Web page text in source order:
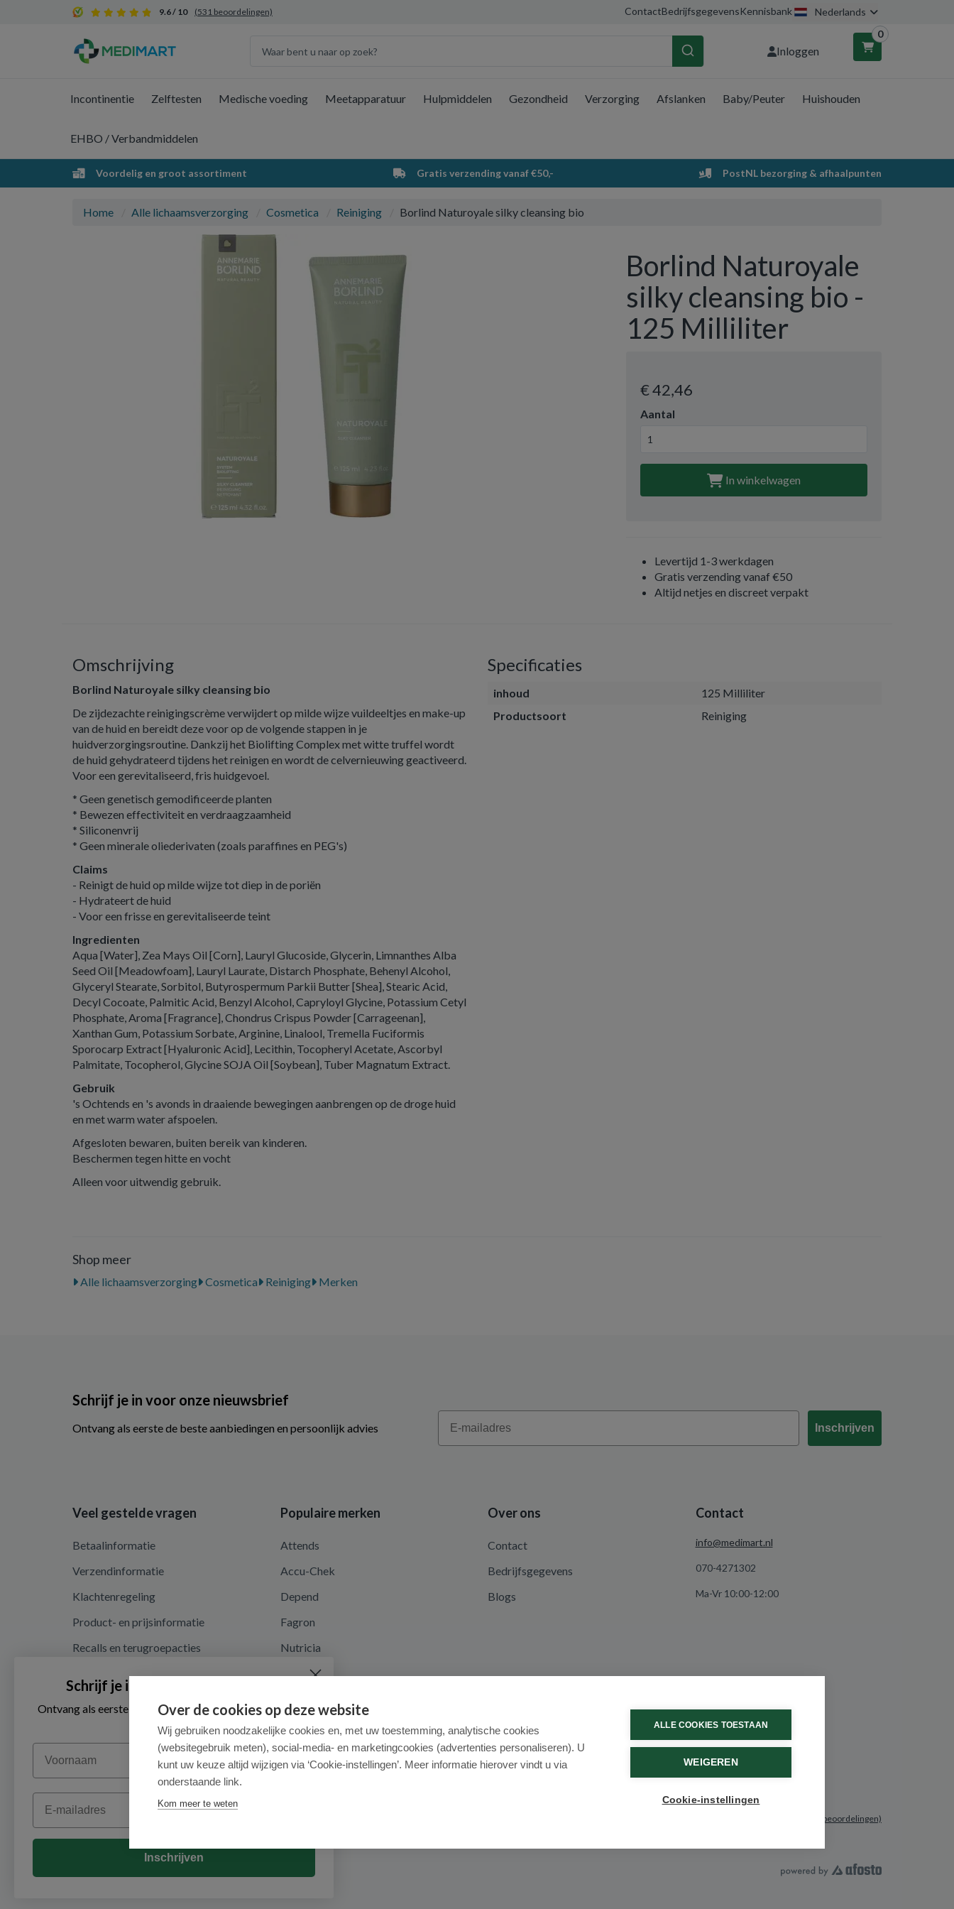
9.6 / 10 (531 beoordelingen) ContactBedrijfsgegevensKennisbank Nederlands
Inloggen
0
Winkelwagen
Uw winkelwagen is leeg.
Vul hem met producten.
Incontinentie Zelftesten Medische voeding Meetapparatuur Hulpmiddelen Gezondheid Verzorging Afslanken Baby/Peuter Huishouden
EHBO / Verbandmiddelen
Voordelig en groot assortiment Gratis verzending vanaf €50,- PostNL bezorging & afhaalpunten
Home Alle lichaamsverzorging Cosmetica Reiniging Borlind Naturoyale silky cleansing bio
Borlind Naturoyale
silky cleansing bio -
125 Milliliter
€ 42,46
Aantal
In winkelwagen
Levertijd 1-3 werkdagen
Gratis verzending vanaf €50
Altijd netjes en discreet verpakt
Omschrijving
Borlind Naturoyale silky cleansing bio
De zijdezachte reinigingscrème verwijdert op milde wijze vuildeeltjes en make-up
van de huid en bereidt deze voor op de volgende stappen in je
huidverzorgingsroutine. Dankzij het Biolifting Complex met witte truffel wordt
de huid gehydrateerd tijdens het reinigen en wordt de celvernieuwing geactiveerd.
Voor een gerevitaliseerd, fris huidgevoel.
* Geen genetisch gemodificeerde planten
* Bewezen effectiviteit en verdraagzaamheid
* Siliconenvrij
* Geen minerale oliederivaten (zoals paraffines en PEG's)
Claims
- Reinigt de huid op milde wijze tot diep in de poriën
- Hydrateert de huid
- Voor een frisse en gerevitaliseerde teint
Ingredienten
Aqua [Water], Zea Mays Oil [Corn], Lauryl Glucoside, Glycerin, Limnanthes Alba
Seed Oil [Meadowfoam], Lauryl Laurate, Distarch Phosphate, Behenyl Alcohol,
Glyceryl Stearate, Sorbitol, Butyrospermum Parkii Butter [Shea], Stearic Acid,
Decyl Cocoate, Palmitic Acid, Benzyl Alcohol, Capryloyl Glycine, Potassium Cetyl
Phosphate, Aroma [Fragrance], Chondrus Crispus Powder [Carrageenan],
Xanthan Gum, Potassium Sorbate, Arginine, Linalool, Tremella Fuciformis
Sporocarp Extract [Hyaluronic Acid], Lecithin, Tocopheryl Acetate, Ascorbyl
Palmitate, Tocopherol, Glycine SOJA Oil [Soybean], Tuber Magnatum Extract.
Gebruik
's Ochtends en 's avonds in draaiende bewegingen aanbrengen op de droge huid
en met warm water afspoelen.
Afgesloten bewaren, buiten bereik van kinderen.
Beschermen tegen hitte en vocht
Alleen voor uitwendig gebruik.
Specificaties
inhoud
125 Milliliter
Productsoort
Reiniging
Shop meer
Alle lichaamsverzorging Cosmetica Reiniging Merken
Schrijf je in voor onze nieuwsbrief
Ontvang als eerste de beste aanbiedingen en persoonlijk advies
Email
Inschrijven
Veel gestelde vragen
Betaalinformatie
Verzendinformatie
Klachtenregeling
Product- en prijsinformatie
Recalls en terugroepacties
Privacy en cookieverklaring
Cookie instellingen
Algemene voorwaarden
Herroepingsrecht en retouren
Populaire merken
Attends
Accu-Chek
Depend
Fagron
Nutricia
Over ons
Contact
Bedrijfsgegevens
Blogs
Contact
info@medimart.nl
070-4271302
Ma-Vr 10:00-12:00
(531 beoordelingen)
Over de cookies op deze website
Wij gebruiken noodzakelijke cookies en, met uw toestemming, analytische cookies
(websitegebruik meten), social-media- en marketingcookies (advertenties personaliseren). U
kunt uw keuze altijd wijzigen via ‘Cookie-instellingen’. Meer informatie hierover vindt u via
onderstaande link.
Kom meer te weten
ALLE COOKIES TOESTAAN
WEIGEREN
Cookie-instellingen
Schrijf je in voor onze nieuwsbrief
Ontvang als eerste de beste aanbiedingen en persoonlijk
Voornaam
Email
Inschrijven